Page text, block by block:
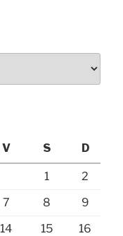
V S D
1
2
7 8
9
14 15
16